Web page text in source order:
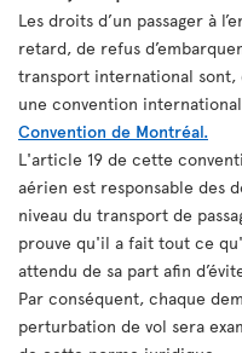
Les droits d’un passager à
retard, de refus
transport international sont,
une convention
Convention de Montréal.
L'article 19 de cette
aérien est responsable des
niveau du transport de
prouve qu'il a fait tout ce
attendu de sa part afin
Par conséquent, chaque
perturbation de vol sera